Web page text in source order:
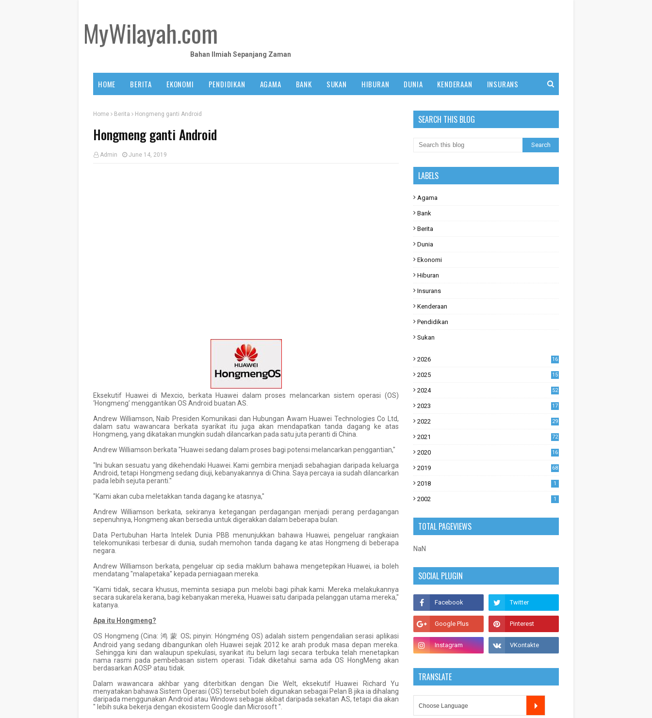
MyWilayah.com
Bahan Ilmiah Sepanjang Zaman
HOME BERITA EKONOMI PENDIDIKAN AGAMA BANK SUKAN HIBURAN DUNIA KENDERAAN INSURANS
Home Berita Hongmeng ganti Android
Hongmeng ganti Android
Admin June 14, 2019
Eksekutif Huawei di Mexcio, berkata Huawei dalam proses melancarkan sistem operasi (OS)
‘Hongmeng’ menggantikan OS Android buatan AS.
Andrew Williamson, Naib Presiden Komunikasi dan Hubungan Awam Huawei Technologies Co Ltd,
dalam satu wawancara berkata syarikat itu juga akan mendapatkan tanda dagang ke atas
Hongmeng, yang dikatakan mungkin sudah dilancarkan pada satu juta peranti di China.
Andrew Williamson berkata "Huawei sedang dalam proses bagi potensi melancarkan penggantian,"
"Ini bukan sesuatu yang dikehendaki Huawei. Kami gembira menjadi sebahagian daripada keluarga
Android, tetapi Hongmeng sedang diuji, kebanyakannya di China. Saya percaya ia sudah dilancarkan
pada lebih sejuta peranti."
"Kami akan cuba meletakkan tanda dagang ke atasnya,"
Andrew Williamson berkata, sekiranya ketegangan perdagangan menjadi perang perdagangan
sepenuhnya, Hongmeng akan bersedia untuk digerakkan dalam beberapa bulan.
Data Pertubuhan Harta Intelek Dunia PBB menunjukkan bahawa Huawei, pengeluar rangkaian
telekomunikasi terbesar di dunia, sudah memohon tanda dagang ke atas Hongmeng di beberapa
negara.
Andrew Williamson berkata, pengeluar cip sedia maklum bahawa mengetepikan Huawei, ia boleh
mendatang "malapetaka" kepada perniagaan mereka.
"Kami tidak, secara khusus, meminta sesiapa pun melobi bagi pihak kami. Mereka melakukannya
secara sukarela kerana, bagi kebanyakan mereka, Huawei satu daripada pelanggan utama mereka,"
katanya.
Apa itu Hongmeng?
OS Hongmeng (Cina: 鸿 蒙 OS; pinyin: Hóngméng OS) adalah sistem pengendalian serasi aplikasi
Android yang sedang dibangunkan oleh Huawei sejak 2012 ke arah produk masa depan mereka.
Sehingga kini dan walaupun spekulasi, syarikat itu belum lagi secara terbuka telah menetapkan
nama rasmi pada pembebasan sistem operasi. Tidak diketahui sama ada OS HongMeng akan
berdasarkan AOSP atau tidak.
Dalam wawancara akhbar yang diterbitkan dengan Die Welt, eksekutif Huawei Richard Yu
menyatakan bahawa Sistem Operasi (OS) tersebut boleh digunakan sebagai Pelan B jika ia dihalang
daripada menggunakan Android atau Windows sebagai akibat daripada sekatan AS, tetapi dia akan
" lebih suka bekerja dengan ekosistem Google dan Microsoft ".
SEARCH THIS BLOG
LABELS
Agama
Bank
Berita
Dunia
Ekonomi
Hiburan
Insurans
Kenderaan
Pendidikan
Sukan
2026 16
2025 15
2024 52
2023
17
2022
29
2021
72
2020
16
2019
68
2018 1
2002 1
TOTAL PAGEVIEWS
NaN
SOCIAL PLUGIN
TRANSLATE